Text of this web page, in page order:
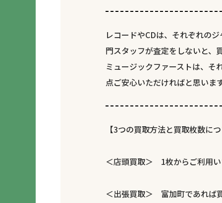
レコードやCDは、それぞれの
門スタッフが査定をしないと、
ミュージックファーストは、そ
点ご安心いただければと思いま
【3つの買取方法と買取枚数に
＜店頭買取＞ 1枚からご利用い
＜出張買取＞ 富加町であれば